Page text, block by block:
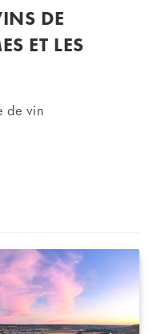
DE
ET LES
de vin
de saison : les pommes et les